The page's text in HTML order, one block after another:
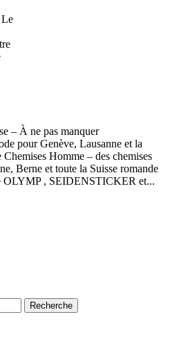
Le
– À ne pas manquer
pour Genève, Lausanne et la
Homme – des chemises
Berne et toute la Suisse romande
OLYMP , SEIDENSTICKER et...
Recherche